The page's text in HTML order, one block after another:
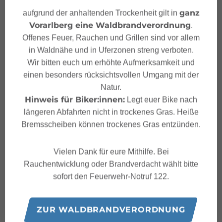
Sicherheitstipps für Rodeln
in Vorarlberg
Routentyp Rodeln
Sonnenkopfbahn
Ziel Sonnenkopfbahn
aufgrund der anhaltenden Trockenheit gilt in ganz
Vorarlberg eine Waldbrandverordnung.
Offenes Feuer, Rauchen und Grillen sind vor allem
in Waldnähe und in Uferzonen streng verboten.
Wir bitten euch um erhöhte Aufmerksamkeit und
einen besonders rücksichtsvollen Umgang mit der
Natur.
Hinweis für Biker:innen: Legt euer Bike nach
längeren Abfahrten nicht in trockenes Gras. Heiße
Bremsscheiben können trockenes Gras entzünden.
Vielen Dank für eure Mithilfe. Bei
Rauchentwicklung oder Brandverdacht wählt bitte
sofort den Feuerwehr-Notruf 122.
ZUR WALDBRANDVERORDNUNG